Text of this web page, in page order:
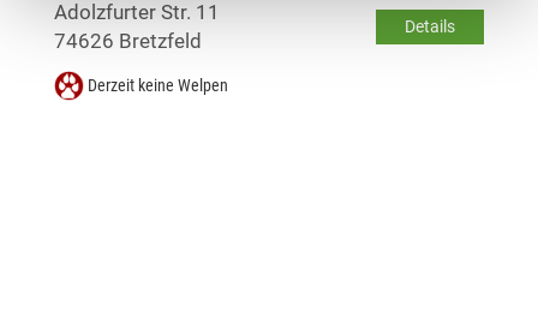
Details
Adolzfurter Str. 11
74626 Bretzfeld
Derzeit keine Welpen